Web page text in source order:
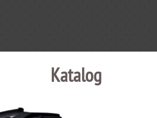
Katalog